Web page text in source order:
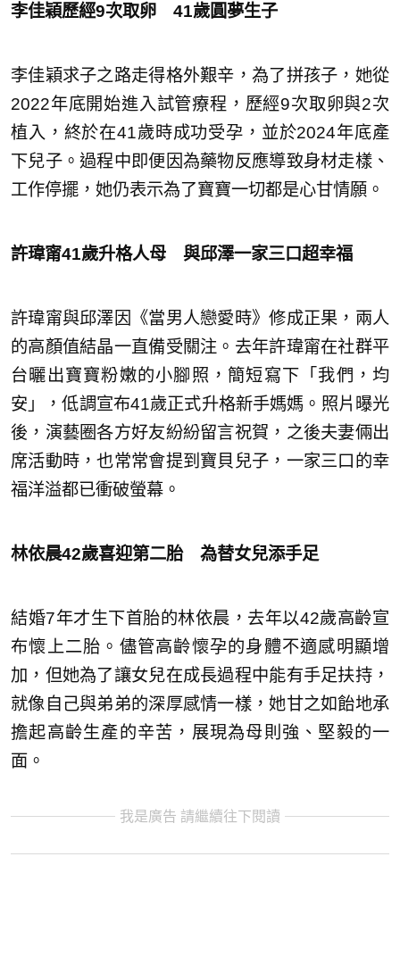
李佳穎歷經9次取卵 41歲圓夢生子
李佳穎求子之路走得格外艱辛，為了拼孩子，她從
2022年底開始進入試管療程，歷經9次取卵與2次
植入，終於在41歲時成功受孕，並於2024年底產
下兒子。過程中即便因為藥物反應導致身材走樣、
工作停擺，她仍表示為了寶寶一切都是心甘情願。
許瑋甯41歲升格人母 與邱澤一家三口超幸福
許瑋甯與邱澤因《當男人戀愛時》修成正果，兩人
的高顏值結晶一直備受關注。去年許瑋甯在社群平
台曬出寶寶粉嫩的小腳照，簡短寫下「我們，均
安」，低調宣布41歲正式升格新手媽媽。照片曝光
後，演藝圈各方好友紛紛留言祝賀，之後夫妻倆出
席活動時，也常常會提到寶貝兒子，一家三口的幸
福洋溢都已衝破螢幕。
林依晨42歲喜迎第二胎 為替女兒添手足
結婚7年才生下首胎的林依晨，去年以42歲高齡宣
布懷上二胎。儘管高齡懷孕的身體不適感明顯增
加，但她為了讓女兒在成長過程中能有手足扶持，
就像自己與弟弟的深厚感情一樣，她甘之如飴地承
擔起高齡生產的辛苦，展現為母則強、堅毅的一
面。
我是廣告 請繼續往下閱讀